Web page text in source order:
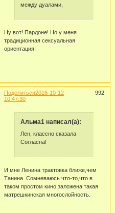
между дуалами,
Ну вот! Пардоне! Но у меня
традиционная сексуальная
ориентация!
Поделиться 992
2016-10-12
10:47:30
Альма1 написал(а):
Лен, классно сказала .
Согласна!
И мне Ленина трактовка ближе,чем
Танина. Сомневаюсь что-то,что в
таком простом кино заложена такая
матрешкинская многослойность.